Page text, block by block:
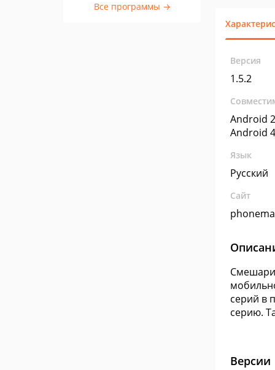
Все программы →
Версия
1.5.2
Android
Android
Язык
Русский
Сайт
серий в
серию.
Версии